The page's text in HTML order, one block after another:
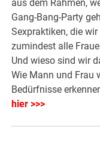
aus dem Rahmen,
Gang-Bang-Party
Sexpraktiken, die
zumindest alle
Und wieso sind wir
Wie Mann und Frau
Bedürfnisse
hier >>>